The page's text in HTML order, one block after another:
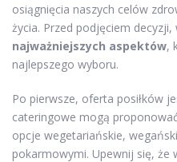
osiągnięcia naszych celów
życia. Przed podjęciem
najważniejszych aspektów,
najlepszego wyboru.
Po pierwsze, oferta posiłków
cateringowe mogą
opcje wegetariańskie,
pokarmowymi. Upewnij się, że